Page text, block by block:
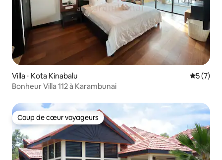
Villa ⋅ Kota Kinabalu
5 (7)
Bonheur Villa 112 à Karambunai
Coup de cœur voyageurs
Coup de cœur voyageurs